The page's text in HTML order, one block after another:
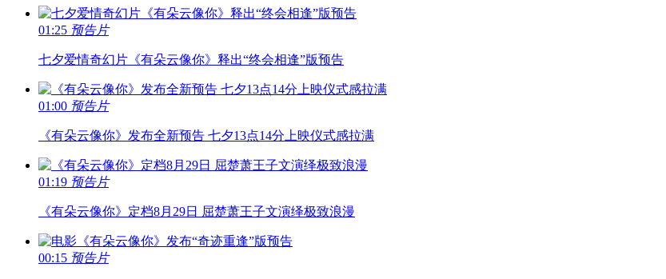
01:25 预告片
七夕爱情奇幻片《有朵云像你》释出“终会相逢”版预告
01:00 预告片
《有朵云像你》发布全新预告 七夕13点14分上映仪式感拉满
01:19 预告片
《有朵云像你》定档8月29日 屈楚萧王子文演绎极致浪漫
00:15 预告片